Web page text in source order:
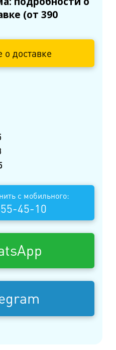
(от 390
о доставке
с мобильного:
45-10